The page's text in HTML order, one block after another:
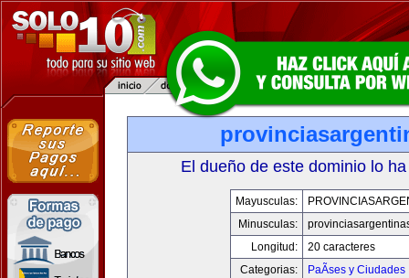
El dueño de este dominio lo
Mayusculas:
Minusculas:
Longitud:
20 caracteres
Categorias:
PaÃ­ses y Ciudades